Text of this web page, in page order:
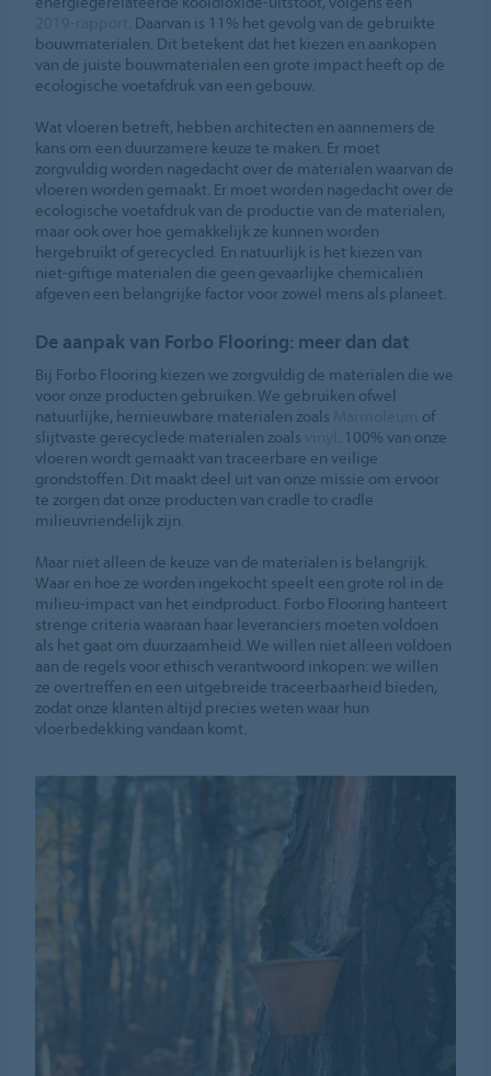
. Daarvan is 11% het gevolg van de gebruikte
bouwmaterialen. Dit betekent dat het kiezen en aankopen
van de juiste bouwmaterialen een grote impact heeft op de
ecologische voetafdruk van een gebouw.
Wat vloeren betreft, hebben architecten en aannemers de
kans om een duurzamere keuze te maken. Er moet
zorgvuldig worden nagedacht over de materialen waarvan de
vloeren worden gemaakt. Er moet worden nagedacht over de
ecologische voetafdruk van de productie van de materialen,
maar ook over hoe gemakkelijk ze kunnen worden
hergebruikt of gerecycled. En natuurlijk is het kiezen van
niet-giftige materialen die geen gevaarlijke chemicaliën
afgeven een belangrijke factor voor zowel mens als planeet.
De aanpak van Forbo Flooring: meer dan dat
Bij Forbo Flooring kiezen we zorgvuldig de materialen die we
voor onze producten gebruiken. We gebruiken ofwel
natuurlijke, hernieuwbare materialen zoals
of
slijtvaste gerecyclede materialen zoals
. 100% van onze
vloeren wordt gemaakt van traceerbare en veilige
grondstoffen. Dit maakt deel uit van onze missie om ervoor
te zorgen dat onze producten van cradle to cradle
milieuvriendelijk zijn.
Maar niet alleen de keuze van de materialen is belangrijk.
Waar en hoe ze worden ingekocht speelt een grote rol in de
milieu-impact van het eindproduct. Forbo Flooring hanteert
strenge criteria waaraan haar leveranciers moeten voldoen
als het gaat om duurzaamheid. We willen niet alleen voldoen
aan de regels voor ethisch verantwoord inkopen: we willen
ze overtreffen en een uitgebreide traceerbaarheid bieden,
zodat onze klanten altijd precies weten waar hun
vloerbedekking vandaan komt.